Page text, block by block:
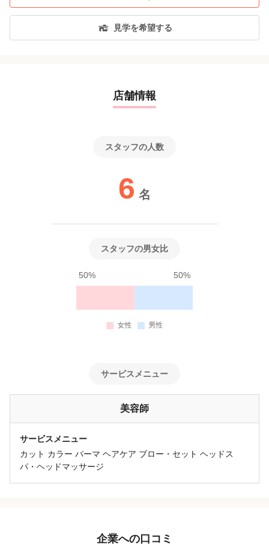
見学を希望する
店舗情報
スタッフの人数
6 名
スタッフの男女比
50% 50%
サービスメニュー
美容師
サービスメニュー
カット カラー パーマ ヘアケア ブロー・セット ヘッドス
パ・ヘッドマッサージ
企業への口コミ